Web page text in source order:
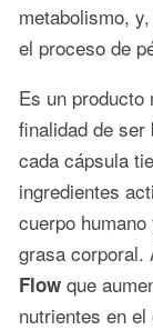
metabolismo,
el proceso de
Es un producto
finalidad de
cada cápsula
ingredientes
cuerpo
grasa corporal.
Flow que
nutrientes en